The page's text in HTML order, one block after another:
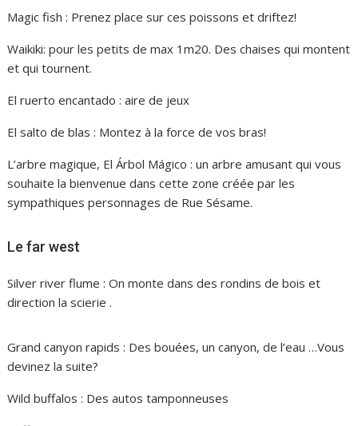
Magic fish : Prenez place sur ces poissons et driftez!
Waikiki: pour les petits de max 1m20. Des chaises qui montent
et qui tournent.
El ruerto encantado : aire de jeux
El salto de blas : Montez à la force de vos bras!
L’arbre magique, El Árbol Mágico : un arbre amusant qui vous
souhaite la bienvenue dans cette zone créée par les
sympathiques personnages de Rue Sésame.
Le far west
Silver river flume : On monte dans des rondins de bois et
direction la scierie .
Grand canyon rapids : Des bouées, un canyon, de l’eau …Vous
devinez la suite?
Wild buffalos : Des autos tamponneuses